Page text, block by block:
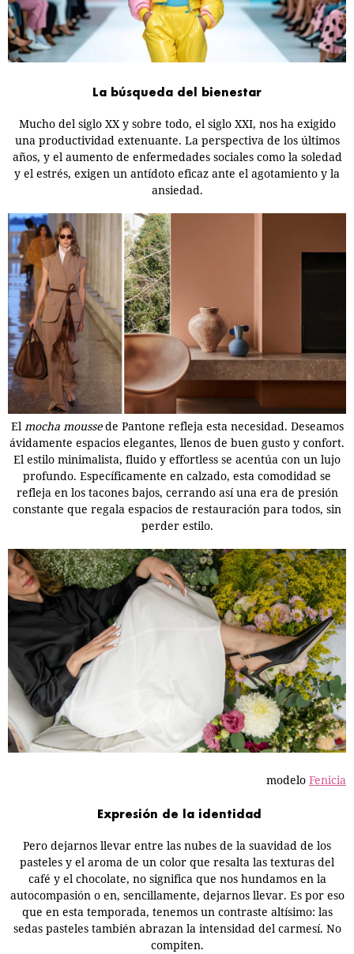
La búsqueda del bienestar
Mucho del siglo XX y sobre todo, el siglo XXI, nos ha exigido
una productividad extenuante. La perspectiva de los últimos
años, y el aumento de enfermedades sociales como la soledad
y el estrés, exigen un antídoto eficaz ante el agotamiento y la
ansiedad.
El mocha mousse de Pantone refleja esta necesidad. Deseamos
ávidamente espacios elegantes, llenos de buen gusto y confort.
El estilo minimalista, fluido y effortless se acentúa con un lujo
profundo. Específicamente en calzado, esta comodidad se
refleja en los tacones bajos, cerrando así una era de presión
constante que regala espacios de restauración para todos, sin
perder estilo.
modelo Fenicia
Expresión de la identidad
Pero dejarnos llevar entre las nubes de la suavidad de los
pasteles y el aroma de un color que resalta las texturas del
café y el chocolate, no significa que nos hundamos en la
autocompasión o en, sencillamente, dejarnos llevar. Es por eso
que en esta temporada, tenemos un contraste altísimo: las
sedas pasteles también abrazan la intensidad del carmesí. No
compiten.